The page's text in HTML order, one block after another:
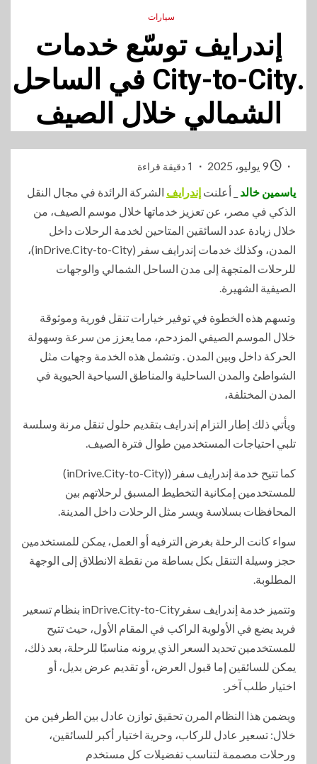
سيارات
إندرايف توسّع خدمات
.City-to-City في الساحل
الشمالي خلال الصيف
1 دقيقة قراءة
ياسمين خالد _ أعلنت إندرايف الشركة الرائدة في مجال النقل
الذكي في مصر، عن تعزيز خدماتها خلال موسم الصيف، من
خلال زيادة عدد السائقين المتاحين لخدمة الرحلات داخل
المدن، وكذلك خدمات إندرايف سفر (inDrive.City-to-City)،
للرحلات المتجهة إلى مدن الساحل الشمالي والوجهات
الصيفية الشهيرة.
وتسهم هذه الخطوة في توفير خيارات تنقل فورية وموثوقة
خلال الموسم الصيفي المزدحم، مما يعزز من سرعة وسهولة
الحركة داخل وبين المدن . وتشمل هذه الخدمة وجهات مثل
الشواطئ والمدن الساحلية والمناطق السياحية الحيوية في
المدن المختلفة،
ويأتي ذلك إطار التزام إندرايف بتقديم حلول تنقل مرنة وسلسة
تلبي احتياجات المستخدمين طوال فترة الصيف.
كما تتيح خدمة إندرايف سفر ((inDrive.City-to-City)
للمستخدمين إمكانية التخطيط المسبق لرحلاتهم بين
المحافظات بسلاسة ويسر مثل الرحلات داخل المدينة.
سواء كانت الرحلة بغرض الترفيه أو العمل، يمكن للمستخدمين
حجز وسيلة التنقل بكل بساطة من نقطة الانطلاق إلى الوجهة
المطلوبة.
وتتميز خدمة إندرايف سفرinDrive.City-to-City بنظام تسعير
فريد يضع في الأولوية الراكب في المقام الأول، حيث تتيح
للمستخدمين تحديد السعر الذي يرونه مناسبًا للرحلة، بعد ذلك،
يمكن للسائقين إما قبول العرض، أو تقديم عرض بديل، أو
اختيار طلب آخر.
ويضمن هذا النظام المرن تحقيق توازن عادل بين الطرفين من
خلال: تسعير عادل للركاب، وحرية اختيار أكبر للسائقين،
ورحلات مصممة لتناسب تفضيلات كل مستخدم